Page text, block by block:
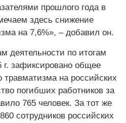
прошлого года в
здесь снижение
на 7,6%», – добавил он.
деятельности по итогам
г. зафиксировано общее
травматизма на российских
погибших работников за
765 человек. За тот же
сотрудников российских